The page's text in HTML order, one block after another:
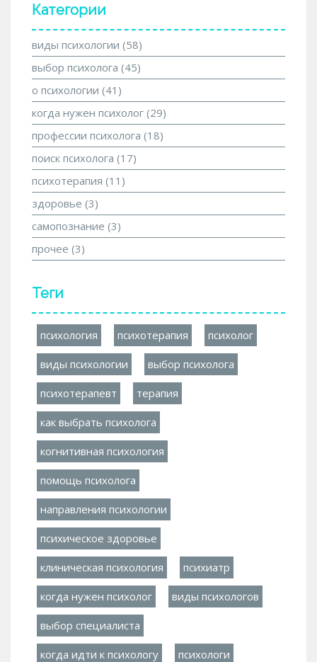
Категории
виды психологии (58)
выбор психолога (45)
о психологии (41)
когда нужен психолог (29)
профессии психолога (18)
поиск психолога (17)
психотерапия (11)
здоровье (3)
самопознание (3)
прочее (3)
Теги
психология психотерапия психолог
виды психологии выбор психолога
психотерапевт терапия
как выбрать психолога
когнитивная психология
помощь психолога
направления психологии
психическое здоровье
клиническая психология психиатр
когда нужен психолог виды психологов
выбор специалиста
когда идти к психологу психологи